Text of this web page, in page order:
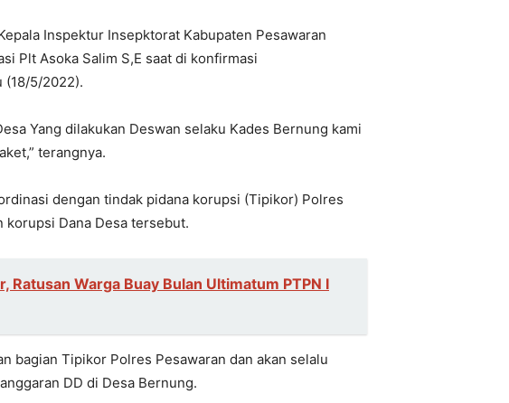
Inspektur Insepktorat Kabupaten Pesawaran
Plt Asoka Salim S,E saat di konfirmasi
(18/5/2022).
Yang dilakukan Deswan selaku Kades Bernung kami
terangnya.
dengan tindak pidana korupsi (Tipikor) Polres
korupsi Dana Desa tersebut.
Ratusan Warga Buay Bulan Ultimatum PTPN I
bagian Tipikor Polres Pesawaran dan akan selalu
DD di Desa Bernung.